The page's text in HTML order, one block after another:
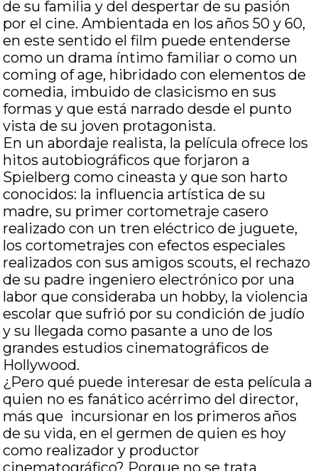
de su familia y del despertar de su pasión
por el cine. Ambientada en los años 50 y 60,
en este sentido el film puede entenderse
como un drama íntimo familiar o como un
coming of age, hibridado con elementos de
comedia, imbuido de clasicismo en sus
formas y que está narrado desde el punto
vista de su joven protagonista.
En un abordaje realista, la película ofrece los
hitos autobiográficos que forjaron a
Spielberg como cineasta y que son harto
conocidos: la influencia artística de su
madre, su primer cortometraje casero
realizado con un tren eléctrico de juguete,
los cortometrajes con efectos especiales
realizados con sus amigos scouts, el rechazo
de su padre ingeniero electrónico por una
labor que consideraba un hobby, la violencia
escolar que sufrió por su condición de judío
y su llegada como pasante a uno de los
grandes estudios cinematográficos de
Hollywood.
¿Pero qué puede interesar de esta película a
quien no es fanático acérrimo del director,
más que incursionar en los primeros años
de su vida, en el germen de quien es hoy
como realizador y productor
cinematográfico? Porque no se trata